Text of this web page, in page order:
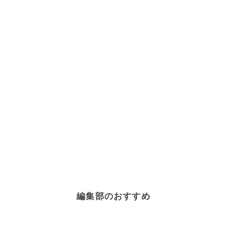
編集部のおすすめ